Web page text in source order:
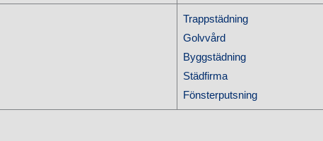
Trappstädning
Golvvård
Byggstädning
Städfirma
Fönsterputsning